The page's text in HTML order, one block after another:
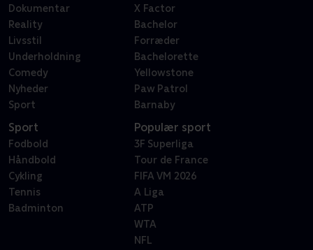
Dokumentar
Reality
Livsstil
Underholdning
Comedy
Nyheder
Sport
X Factor
Bachelor
Forræder
Bachelorette
Yellowstone
Paw Patrol
Barnaby
Sport
Fodbold
Håndbold
Cykling
Tennis
Badminton
Populær sport
3F Superliga
Tour de France
FIFA VM 2026
A Liga
ATP
WTA
NFL